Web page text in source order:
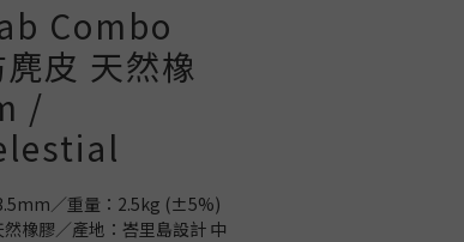
Combo
皮 天然橡
/
／重量：2.5kg (±5%)
橡膠／產地：峇里島設計 中